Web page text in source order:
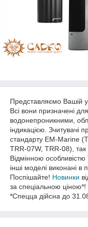
Представляємо Вашій
Всі вони призначені
водонепроникними,
індикацією. Зчитувачі
стандарту EM-Marine
TRR-07W, TRR-08), так
Відмінною
інші моделі виконані в
Поспішайте! Новинки
за спеціальною ціною*!
*Спецца дійсна до